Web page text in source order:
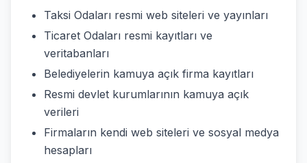
Taksi Odaları resmi web siteleri ve yayınları
Ticaret Odaları resmi kayıtları ve
veritabanları
Belediyelerin kamuya açık firma kayıtları
Resmi devlet kurumlarının kamuya açık
verileri
Firmaların kendi web siteleri ve sosyal medya
hesapları